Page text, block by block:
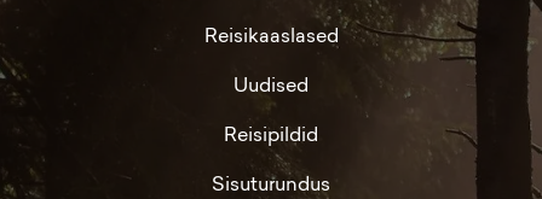
Reisikaaslased
Uudised
Reisipildid
Sisuturundus